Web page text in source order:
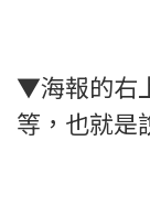
▼海報的右
等，也就是